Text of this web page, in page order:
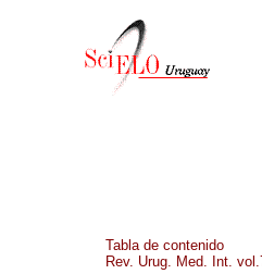
Tabla de contenido
Rev. Urug. Med. Int.